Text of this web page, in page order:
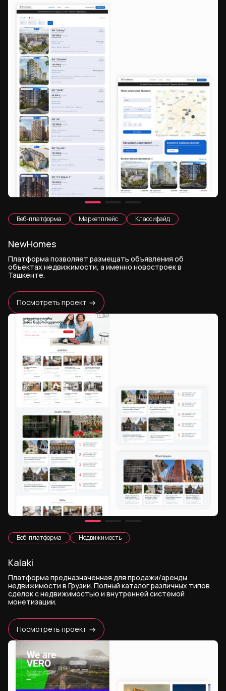
Веб-платформа Маркетплейс Классифайд
NewHomes
Платформа позволяет размещать объявления об
объектах недвижимости, а именно новостроек в
Ташкенте.
Посмотреть проект
Веб-платформа Недвижимость
Kalaki
Платформа предназначенная для продажи/аренды
недвижимости в Грузии. Полный каталог различных типов
сделок с недвижимостью и внутренней системой
монетизации.
Посмотреть проект